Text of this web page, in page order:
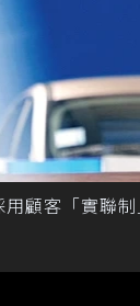
顧客「實聯